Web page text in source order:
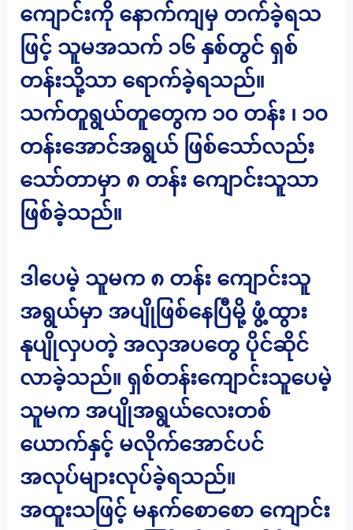
ကျောင်းကို နောက်ကျမှ တက်ခဲ့ရသ
ဖြင့် သူမအသက် ၁၆ နှစ်တွင် ရှစ်
တန်းသို့သာ ရောက်ခဲ့ရသည်။
သက်တူရွယ်တူတွေက ၁၀ တန်း ၊ ၁၀
တန်းအောင်အရွယ် ဖြစ်သော်လည်း
သော်တာမှာ ၈ တန်း ကျောင်းသူသာ
ဖြစ်ခဲ့သည်။
ဒါပေမဲ့ သူမက ၈ တန်း ကျောင်းသူ
အရွယ်မှာ အပျိုဖြစ်နေပြီမို့ ဖွံ့ထွား
နုပျိုလှပတဲ့ အလှအပတွေ ပိုင်ဆိုင်
လာခဲ့သည်။ ရှစ်တန်းကျောင်းသူပေမဲ့
သူမက အပျိုအရွယ်လေးတစ်
ယောက်နှင့် မလိုက်အောင်ပင်
အလုပ်များလုပ်ခဲ့ရသည်။
အထူးသဖြင့် မနက်စောစော ကျောင်း